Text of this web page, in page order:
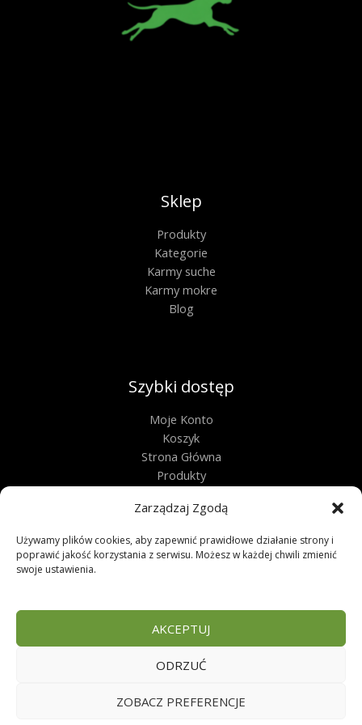
Zarządzaj Zgodą
Używamy plików cookies, aby zapewnić prawidłowe działanie strony i
poprawić jakość korzystania z serwisu. Możesz w każdej chwili zmienić
swoje ustawienia.
AKCEPTUJ
ODRZUĆ
ZOBACZ PREFERENCJE
Sklep
Produkty
Kategorie
Karmy suche
Karmy mokre
Blog
Szybki dostęp
Moje Konto
Koszyk
Strona Główna
Produkty
Obługa techniczna
Regulamin
Zwroty
FAQ